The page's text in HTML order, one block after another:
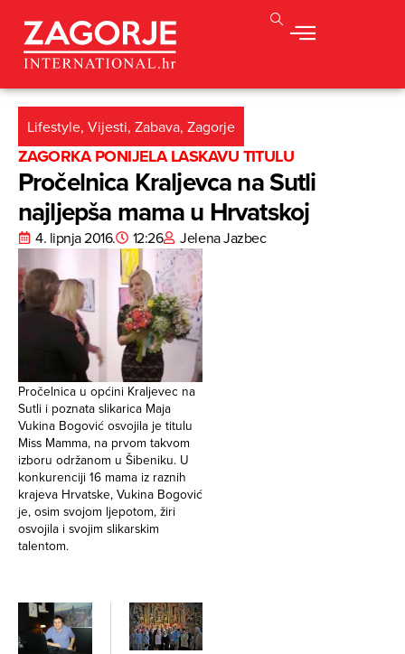
Lifestyle, Vijesti, Zabava, Zagorje
ZAGORKA PONIJELA LASKAVU TITULU
Pročelnica Kraljevca na Sutli
najljepša mama u Hrvatskoj
4. lipnja 2016. 12:26 Jelena Jazbec
Pročelnica u općini Kraljevec na
Sutli i poznata slikarica Maja
Vukina Bogović osvojila je titulu
Miss Mamma, na prvom takvom
izboru održanom u Šibeniku. U
konkurenciji 16 mama iz raznih
krajeva Hrvatske, Vukina Bogović
je, osim svojom ljepotom, žiri
osvojila i svojim slikarskim
talentom.